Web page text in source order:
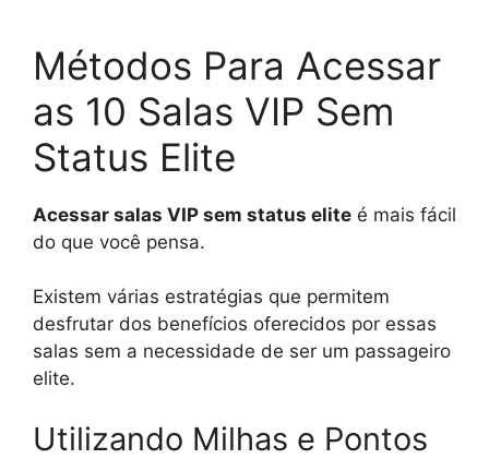
Métodos Para Acessar
as 10 Salas VIP Sem
Status Elite
Acessar salas VIP sem status elite é mais fácil
do que você pensa.
Existem várias estratégias que permitem
desfrutar dos benefícios oferecidos por essas
salas sem a necessidade de ser um passageiro
elite.
Utilizando Milhas e Pontos